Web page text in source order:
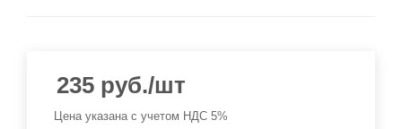
235 руб./шт
Цена указана с учетом НДС 5%